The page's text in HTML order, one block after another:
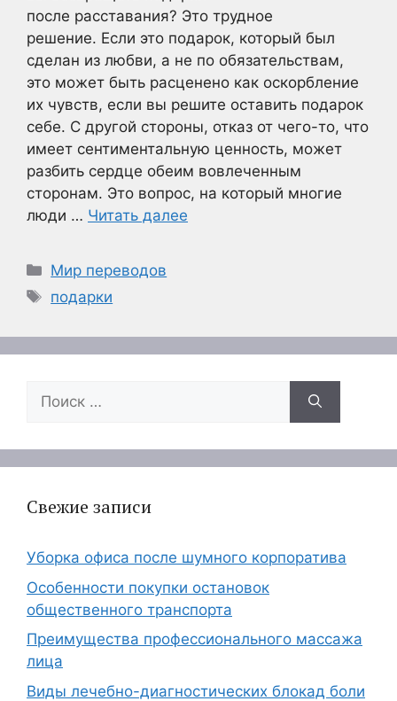
после расставания? Это трудное
решение. Если это подарок, который был
сделан из любви, а не по обязательствам,
это может быть расценено как оскорбление
их чувств, если вы решите оставить подарок
себе. С другой стороны, отказ от чего-то, что
имеет сентиментальную ценность, может
разбить сердце обеим вовлеченным
сторонам. Это вопрос, на который многие
люди … Читать далее
Рубрики
Мир переводов
Метки
подарки
Поиск:
Свежие записи
Уборка офиса после шумного корпоратива
Особенности покупки остановок
общественного транспорта
Преимущества профессионального массажа
лица
Виды лечебно-диагностических блокад боли